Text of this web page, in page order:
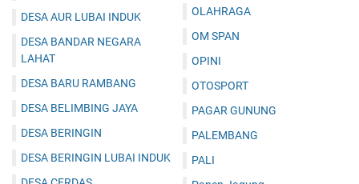
DESA AUR LUBAI INDUK
DESA BANDAR NEGARA
LAHAT
DESA BARU RAMBANG
DESA BELIMBING JAYA
DESA BERINGIN
DESA BERINGIN LUBAI INDUK
OLAHRAGA
OM SPAN
OPINI
OTOSPORT
PAGAR GUNUNG
PALEMBANG
PALI